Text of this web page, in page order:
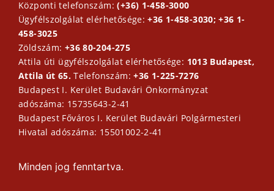
Központi telefonszám:(+36) 1-458-3000
Ügyfélszolgálat elérhetősége:+36 1-458-3030; +36 1-
458-3025
Zöldszám: +36 80-204-275
Attila úti ügyfélszolgálat elérhetősége: 1013 Budapest,
Attila út 65.Telefonszám:+36 1-225-7276
Budapest I. Kerület Budavári Önkormányzat
adószáma: 15735643-2-41
Budapest Főváros I. Kerület Budavári Polgármesteri
Hivatal adószáma: 15501002-2-41
Minden jog fenntartva.